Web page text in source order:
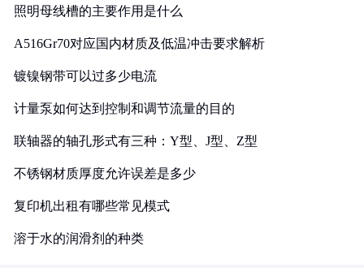
照明母线槽的主要作用是什么
A516Gr70对应国内材质及低温冲击要求解析
镀镍钢带可以过多少电流
计量泵如何达到控制和调节流量的目的
联轴器的轴孔形式有三种：Y型、J型、Z型
不锈钢材质厚度允许误差是多少
复印机出租有哪些常见模式
溶于水的润滑剂的种类